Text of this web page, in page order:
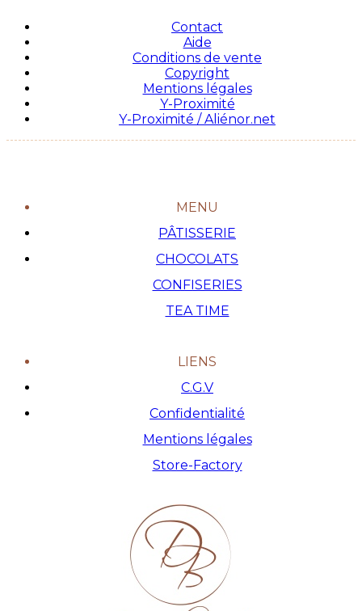
Contact
Aide
Conditions de vente
Copyright
Mentions légales
Y-Proximité
Y-Proximité / Aliénor.net
MENU
PÂTISSERIE
CHOCOLATS
CONFISERIES
TEA TIME
LIENS
C.G.V
Confidentialité
Mentions légales
Store-Factory